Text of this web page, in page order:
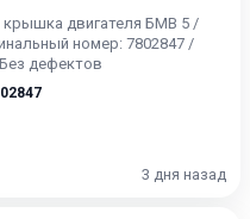
крышка двигателя БМВ 5 /
номер: 7802847 /
дефектов
3 дня назад